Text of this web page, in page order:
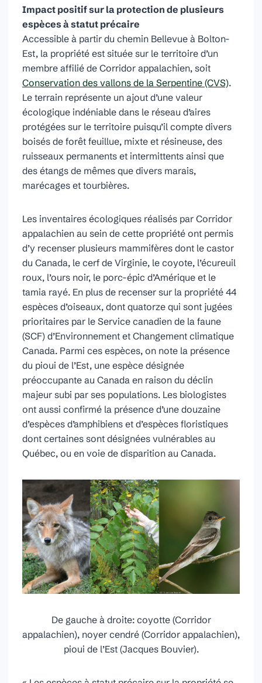
Impact positif sur la protection de plusieurs
espèces à statut précaire
Accessible à partir du chemin Bellevue à Bolton-
Est, la propriété est située sur le territoire d’un
membre affilié de Corridor appalachien, soit
Conservation des vallons de la Serpentine (CVS).
Le terrain représente un ajout d’une valeur
écologique indéniable dans le réseau d’aires
protégées sur le territoire puisqu’il compte divers
boisés de forêt feuillue, mixte et résineuse, des
ruisseaux permanents et intermittents ainsi que
des étangs de mêmes que divers marais,
marécages et tourbières.
Les inventaires écologiques réalisés par Corridor
appalachien au sein de cette propriété ont permis
d’y recenser plusieurs mammifères dont le castor
du Canada, le cerf de Virginie, le coyote, l’écureuil
roux, l’ours noir, le porc-épic d’Amérique et le
tamia rayé. En plus de recenser sur la propriété 44
espèces d’oiseaux, dont quatorze qui sont jugées
prioritaires par le Service canadien de la faune
(SCF) d’Environnement et Changement climatique
Canada. Parmi ces espèces, on note la présence
du pioui de l’Est, une espèce désignée
préoccupante au Canada en raison du déclin
majeur subi par ses populations. Les biologistes
ont aussi confirmé la présence d’une douzaine
d’espèces d’amphibiens et d’espèces floristiques
dont certaines sont désignées vulnérables au
Québec, ou en voie de disparition au Canada.
De gauche à droite: coyotte (Corridor
appalachien), noyer cendré (Corridor appalachien),
pioui de l’Est (Jacques Bouvier).